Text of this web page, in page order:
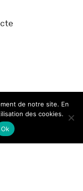
de notre site. En
des cookies.
Ok